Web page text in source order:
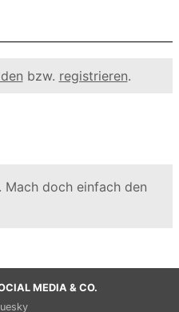
bzw. registrieren.
Mach doch einfach den
MEDIA & CO.